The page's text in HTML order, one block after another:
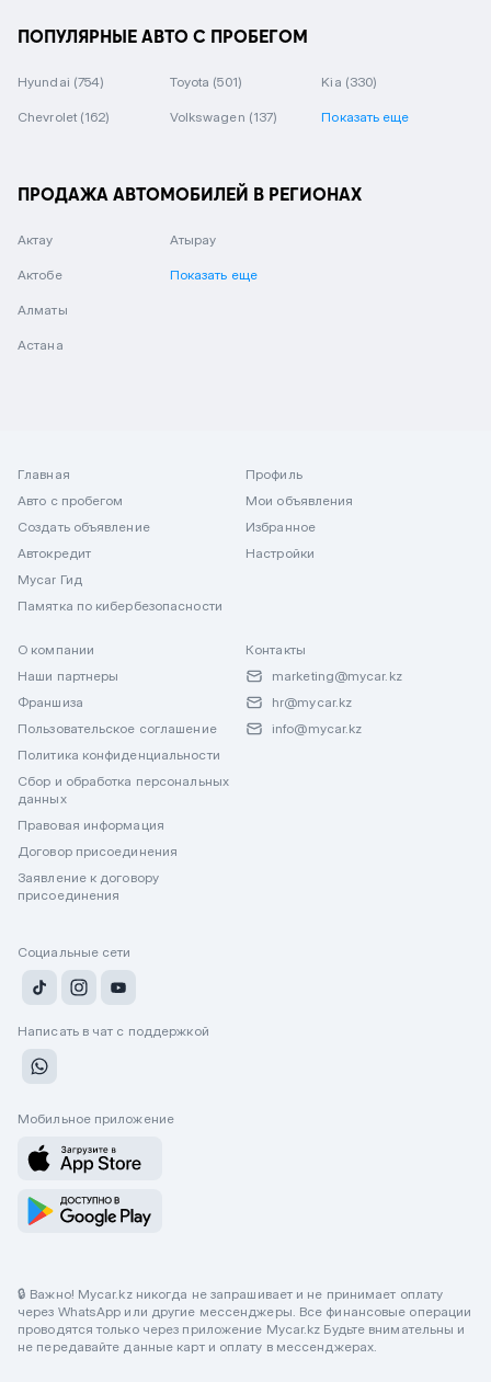
ПОПУЛЯРНЫЕ АВТО С ПРОБЕГОМ
Hyundai (754) Toyota (501) Kia (330)
Chevrolet (162) Volkswagen (137) Показать еще
ПРОДАЖА АВТОМОБИЛЕЙ В РЕГИОНАХ
Актау
Актобе
Алматы
Астана
Атырау
Показать еще
Главная
Авто с пробегом
Создать объявление
Автокредит
Mycar Гид
Памятка по кибербезопасности
Профиль
Мои объявления
Избранное
Настройки
О компании
Наши партнеры
Франшиза
Пользовательское соглашение
Политика конфиденциальности
Сбор и обработка персональных
данных
Правовая информация
Договор присоединения
Заявление к договору
присоединения
Контакты
marketing@mycar.kz
hr@mycar.kz
info@mycar.kz
Социальные сети
Написать в чат с поддержкой
Мобильное приложение
🔒 Важно! Mycar.kz никогда не запрашивает и не принимает оплату
через WhatsApp или другие мессенджеры. Все финансовые операции
проводятся только через приложение Mycar.kz Будьте внимательны и
не передавайте данные карт и оплату в мессенджерах.